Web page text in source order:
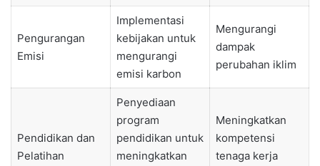
Pengurangan
Emisi
Implementasi
kebijakan untuk
mengurangi
emisi karbon
Mengurangi
dampak
perubahan iklim
Pendidikan dan
Pelatihan
Penyediaan
program
pendidikan untuk
meningkatkan
Meningkatkan
kompetensi
tenaga kerja